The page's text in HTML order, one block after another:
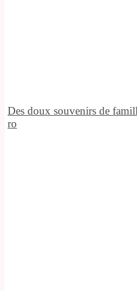
Des doux souvenirs de
ro